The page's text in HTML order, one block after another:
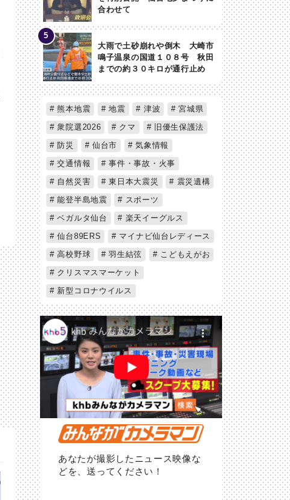
合わせて
大雨で土砂崩れや倒木 大崎市
鳴子温泉の国道１０８号 秋田
までの約３０キロが通行止め
熊本地震 地震 津波
宮城県
衆院選2026
クマ
旧優生保護法
防災
仙台市
気象情報
交通情報
事件・事故・火事
自然災害
東日本大震災
震災遺構
能登半島地震
スポーツ
ベガルタ仙台
楽天イーグルス
仙台89ERS
マイナビ仙台レディース
高校野球
羽生結弦
こどもえがお
クリスマスマーケット
新型コロナウイルス
あなたが撮影したニュース映像な
どを、送ってください！